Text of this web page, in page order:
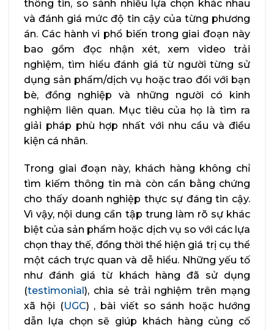
thông tin, so sánh nhiều lựa chọn khác nhau
và đánh giá mức độ tin cậy của từng phương
án. Các hành vi phổ biến trong giai đoạn này
bao gồm đọc nhận xét, xem video trải
nghiệm, tìm hiểu đánh giá từ người từng sử
dụng sản phẩm/dịch vụ hoặc trao đổi với bạn
bè, đồng nghiệp và những người có kinh
nghiệm liên quan. Mục tiêu của họ là tìm ra
giải pháp phù hợp nhất với nhu cầu và điều
kiện cá nhân.
Trong giai đoạn này, khách hàng không chỉ
tìm kiếm thông tin mà còn cần bằng chứng
cho thấy doanh nghiệp thực sự đáng tin cậy.
Vì vậy, nội dung cần tập trung làm rõ sự khác
biệt của sản phẩm hoặc dịch vụ so với các lựa
chọn thay thế, đồng thời thể hiện giá trị cụ thể
một cách trực quan và dễ hiểu. Những yếu tố
như đánh giá từ khách hàng đã sử dụng
(testimonial ), chia sẻ trải nghiệm trên mạng
xã hội (UGC) , bài viết so sánh hoặc hướng
dẫn lựa chọn sẽ giúp khách hàng củng cố